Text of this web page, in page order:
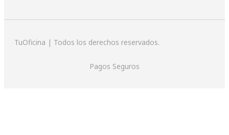
TuOficina | Todos los derechos reservados.
Pagos Seguros